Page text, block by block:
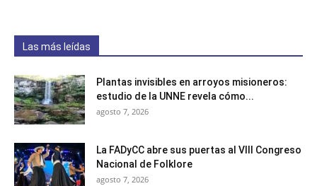
Las más leídas
Plantas invisibles en arroyos misioneros:
estudio de la UNNE revela cómo...
agosto 7, 2026
La FADyCC abre sus puertas al VIII Congreso
Nacional de Folklore
agosto 7, 2026